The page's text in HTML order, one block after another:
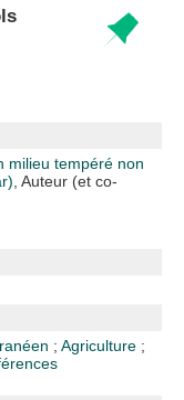
milieu tempéré non
, Auteur (et co-
;Agriculture ;